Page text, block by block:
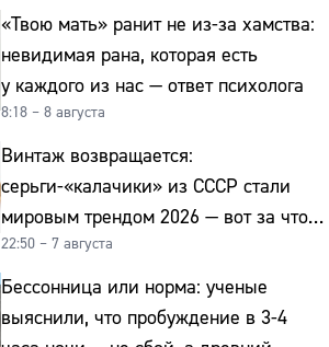
«Твою мать» ранит не из-за хамства:
невидимая рана, которая есть
у каждого из нас — ответ психолога
8:18 – 8 августа
Винтаж возвращается:
серьги-«калачики» из СССР стали
мировым трендом 2026 — вот за что
их ценят ювелиры
22:50 – 7 августа
Бессонница или норма: ученые
выяснили, что пробуждение в 3-4